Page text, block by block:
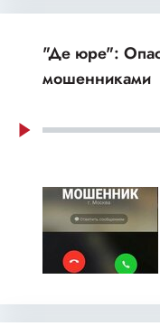
"Де юре":
мошенниками